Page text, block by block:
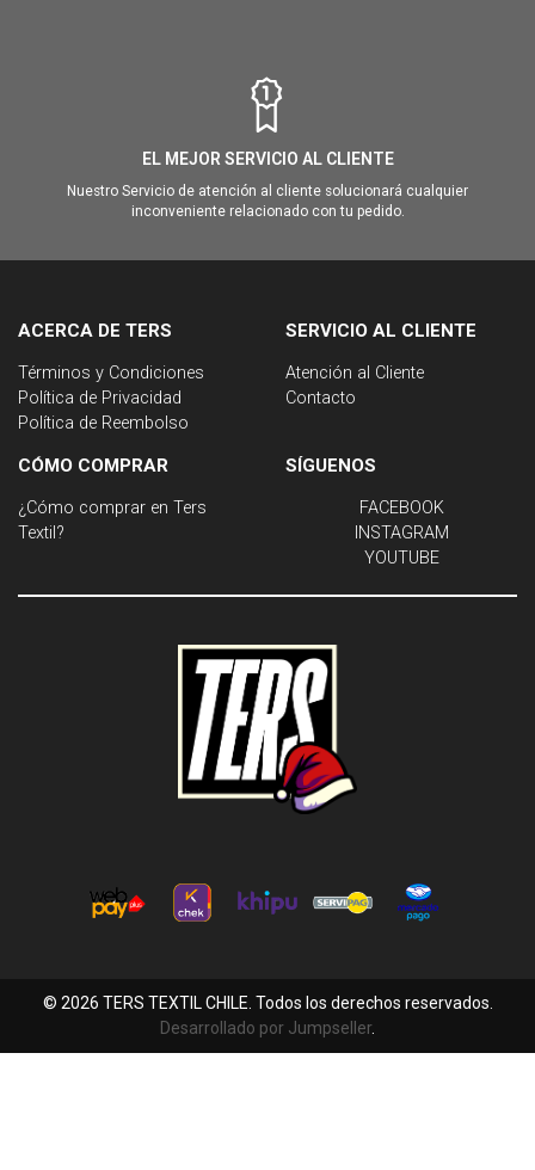
EL MEJOR SERVICIO AL CLIENTE
Nuestro Servicio de atención al cliente solucionará cualquier
inconveniente relacionado con tu pedido.
ACERCA DE TERS
Términos y Condiciones
Política de Privacidad
Política de Reembolso
SERVICIO AL CLIENTE
Atención al Cliente
Contacto
CÓMO COMPRAR
¿Cómo comprar en Ters
Textil?
SÍGUENOS
FACEBOOK
INSTAGRAM
YOUTUBE
© 2026 TERS TEXTIL CHILE. Todos los derechos reservados.
Desarrollado por Jumpseller.